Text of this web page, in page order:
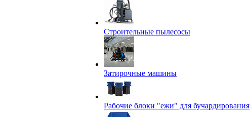
Строительные пылесосы
Затирочные машины
Рабочие блоки "ежи" для бучардирования